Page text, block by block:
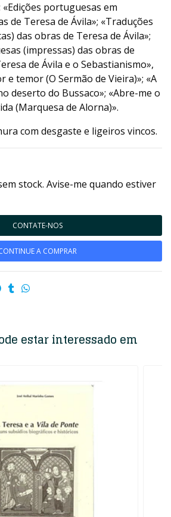
«Edições portuguesas em
de Teresa de Ávila»; «Traduções
das obras de Teresa de Ávila»;
(impressas) das obras de
de Ávila e o Sebastianismo»,
e temor (O Sermão de Vieira)»; «A
deserto do Bussaco»; «Abre-me o
(Marquesa de Alorna)».
com desgaste e ligeiros vincos.
stock. Avise-me quando estiver
CONTATE-NOS
A COMPRAR
estar interessado em